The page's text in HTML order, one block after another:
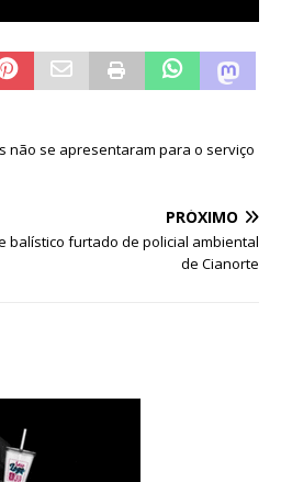
não se apresentaram para o serviço
PRÓXIMO
balístico furtado de policial ambiental
de Cianorte